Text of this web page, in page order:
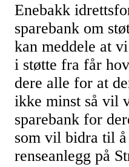
Enebakk
sparebank om
kan meddele at
i støtte fra får
dere alle for at
ikke minst så vil
sparebank for
som vil bidra til
renseanlegg på